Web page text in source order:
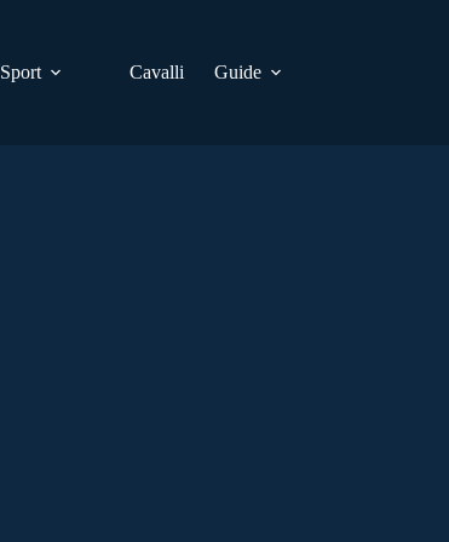
Sport Cavalli Guide